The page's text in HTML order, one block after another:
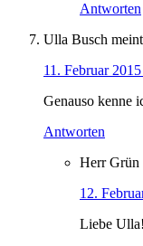
Antworten
Ulla Busch meint
11. Februar
Genauso kenne
Antworten
Herr Grün
12.
Liebe Ulla!